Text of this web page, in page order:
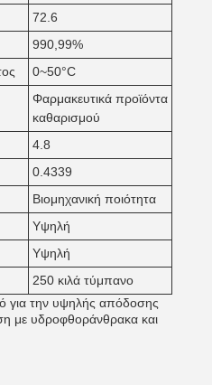
72.6
990,99%
0~50°C
Φαρμακευτικά προϊόντα
καθαρισμού
4.8
0.4339
Βιομηχανική ποιότητα
Υψηλή
Υψηλή
250 κιλά τύμπανο
για την υψηλής απόδοσης
με υδροφθοράνθρακα και